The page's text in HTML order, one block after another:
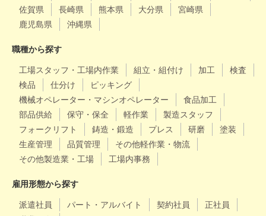
佐賀県
長崎県 熊本県 大分県
宮崎県
鹿児島県
沖縄県
職種から探す
工場スタッフ・工場内作業 組立・組付け 加工
検査
検品
仕分け
ピッキング
機械オペレーター・マシンオペレーター
食品加工
部品供給
保守・保全 軽作業
製造スタッフ
フォークリフト
鋳造・鍛造 プレス 研磨
塗装
生産管理
品質管理
その他軽作業・物流
その他製造業・工場
工場内事務
雇用形態から探す
派遣社員 パート・アルバイト 契約社員
正社員